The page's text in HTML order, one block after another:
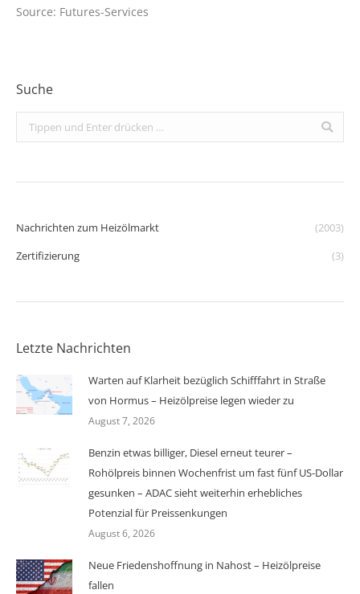
Source: Futures-Services
Suche
Search:
Nachrichten zum Heizölmarkt
(2003)
Zertifizierung
(3)
Letzte Nachrichten
Warten auf Klarheit bezüglich Schifffahrt in Straße
von Hormus – Heizölpreise legen wieder zu
August 7, 2026
Benzin etwas billiger, Diesel erneut teurer –
Rohölpreis binnen Wochenfrist um fast fünf US-Dollar
gesunken – ADAC sieht weiterhin erhebliches
Potenzial für Preissenkungen
August 6, 2026
Neue Friedenshoffnung in Nahost – Heizölpreise
fallen